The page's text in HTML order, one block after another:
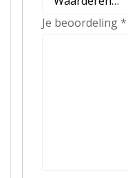
Je beoordeling*